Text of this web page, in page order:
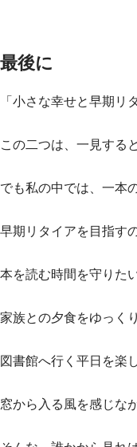
最後に
「小さな幸せと早期リ
この二つは、一見する
でも私の中では、一本
早期リタイアを目指す
本を読む時間を守りたい
家族との夕食をゆっく
図書館へ行く平日を楽
窓から入る風を感じな